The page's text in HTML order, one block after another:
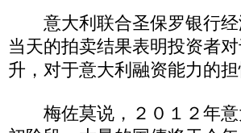
意大利联合圣保罗银行经
当天的拍卖结果表明投资者
升，对于意大利融资能力的
梅佐莫说，２０１２年意